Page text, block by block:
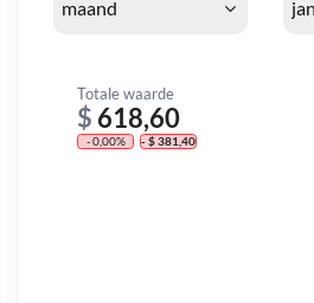
Totale waarde
$ 618,60
- 0,00% - $ 381,40